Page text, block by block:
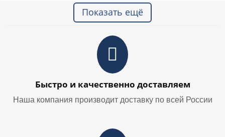
Показать ещё
Быстро и качественно доставляем
Наша компания производит доставку по всей России